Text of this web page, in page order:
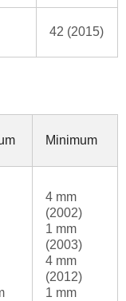
42 (2015)
Minimum
4 mm
(2002)
1 mm
(2003)
4 mm
(2012)
1 mm